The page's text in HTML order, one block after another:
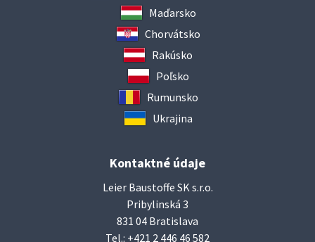
Maďarsko
Chorvátsko
Rakúsko
Poľsko
Rumunsko
Ukrajina
Kontaktné údaje
Leier Baustoffe SK s.r.o.
Pribylinská 3
831 04 Bratislava
Tel.: +421 2 446 46 582